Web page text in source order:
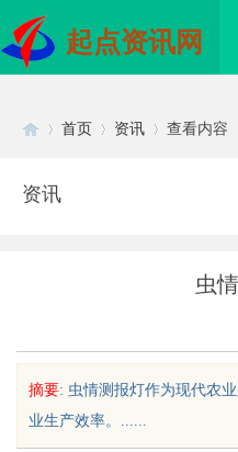
起点资讯网
首页 资讯 查看内容
资讯
虫
摘要: 虫情测报灯作为现代农
业生产效率。......